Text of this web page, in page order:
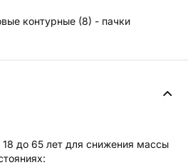
контурные (8) - пачки
до 65 лет для снижения массы